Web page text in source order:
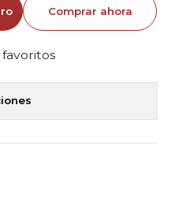
Comprar ahora